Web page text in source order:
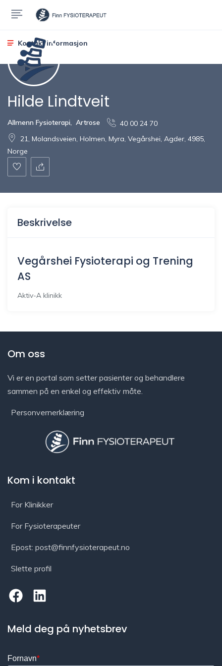
Kontakt informasjon
Hilde Lindtveit
Allmenn Fysioterapi Artrose
40 00 24 70
21, Molandsveien, Holmen, Myra, Vegårshei, Agder, 4985,
Norge
Beskrivelse
Vegårshei Fysioterapi og Trening
AS
Aktiv-A klinikk
Om oss
Vi er en portal som setter pasienter og behandlere
sammen på en enkel og effektiv måte.
Personvernerklæring
Kom i kontakt
For Klinikker
For Fysioterapeuter
Epost: post@finnfysioterapeut.no
Slette profil
Meld deg på nyhetsbrev